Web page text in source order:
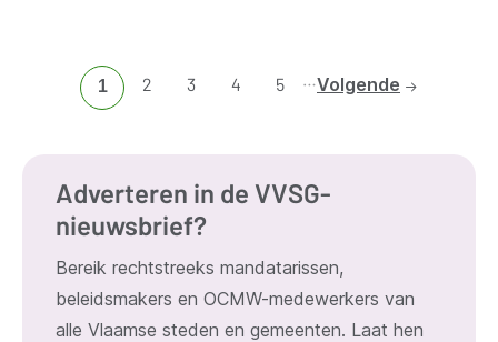
Huidige
pagina
1
Ga
2
Ga
3
Ga
4
Ga
5 …Volgende
Adverteren in de VVSG-
nieuwsbrief?
Bereik rechtstreeks mandatarissen,
beleidsmakers en OCMW-medewerkers van
alle Vlaamse steden en gemeenten. Laat hen